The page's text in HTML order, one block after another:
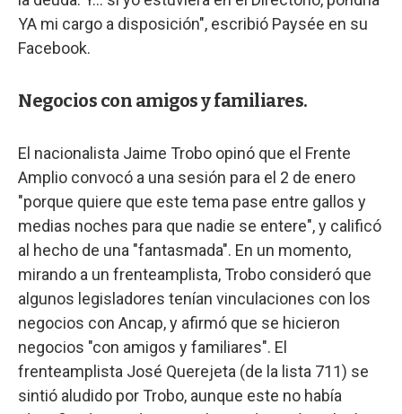
YA mi cargo a disposición", escribió Paysée en su
Facebook.
Negocios con amigos y familiares.
El nacionalista Jaime Trobo opinó que el Frente
Amplio convocó a una sesión para el 2 de enero
"porque quiere que este tema pase entre gallos y
medias noches para que nadie se entere", y calificó
al hecho de una "fantasmada". En un momento,
mirando a un frenteamplista, Trobo consideró que
algunos legisladores tenían vinculaciones con los
negocios con Ancap, y afirmó que se hicieron
negocios "con amigos y familiares". El
frenteamplista José Querejeta (de la lista 711) se
sintió aludido por Trobo, aunque este no había